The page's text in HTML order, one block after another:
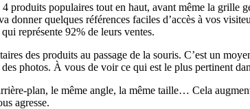
populaires tout en haut, avant même la grille
quelques références faciles d’accès à vos
représente 92% de leurs ventes.
des produits au passage de la souris. C’est un
photos. À vous de voir ce qui est le plus pertinent
plan, le même angle, la même taille… Cela
agresse.